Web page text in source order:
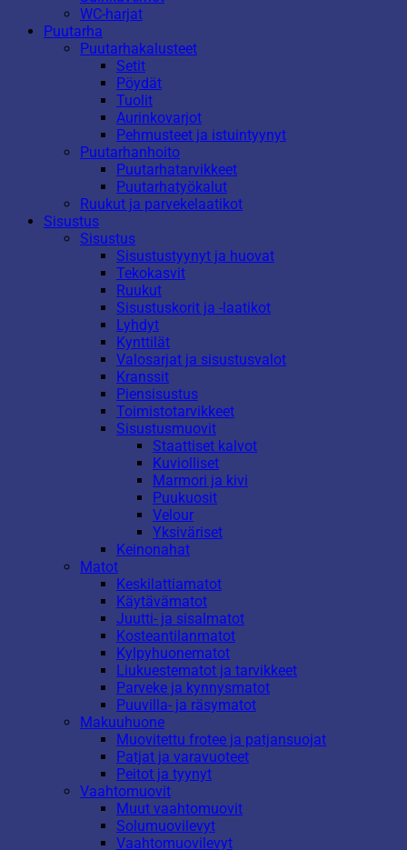
WC-harjat
Puutarha
Puutarhakalusteet
Setit
Pöydät
Tuolit
Aurinkovarjot
Pehmusteet ja istuintyynyt
Puutarhanhoito
Puutarhatarvikkeet
Puutarhatyökalut
Ruukut ja parvekelaatikot
Sisustus
Sisustus
Sisustustyynyt ja huovat
Tekokasvit
Ruukut
Sisustuskorit ja -laatikot
Lyhdyt
Kynttilät
Valosarjat ja sisustusvalot
Kranssit
Piensisustus
Toimistotarvikkeet
Sisustusmuovit
Staattiset kalvot
Kuviolliset
Marmori ja kivi
Puukuosit
Velour
Yksiväriset
Keinonahat
Matot
Keskilattiamatot
Käytävämatot
Juutti- ja sisalmatot
Kosteantilanmatot
Kylpyhuonematot
Liukuestematot ja tarvikkeet
Parveke ja kynnysmatot
Puuvilla- ja räsymatot
Makuuhuone
Muovitettu frotee ja patjansuojat
Patjat ja varavuoteet
Peitot ja tyynyt
Vaahtomuovit
Muut vaahtomuovit
Solumuovilevyt
Vaahtomuovilevyt